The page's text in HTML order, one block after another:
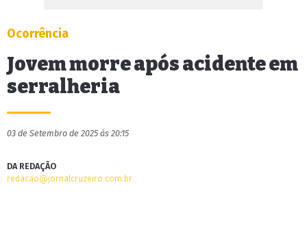
Ocorrência
Jovem morre após acidente em
serralheria
03 de Setembro de 2025 às 20:15
DA REDAÇÃO
redacao@jornalcruzeiro.com.br